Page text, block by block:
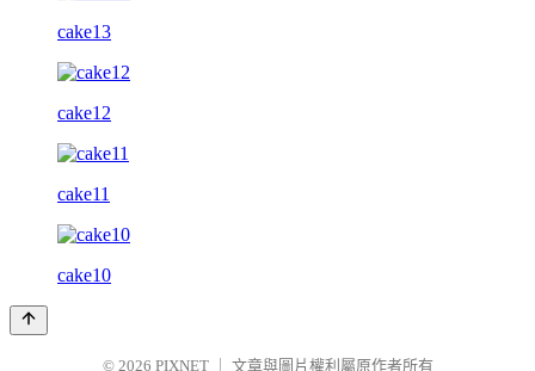
cake13
cake12
cake11
cake10
© 2026 PIXNET 文章與圖片權利屬原作者所有